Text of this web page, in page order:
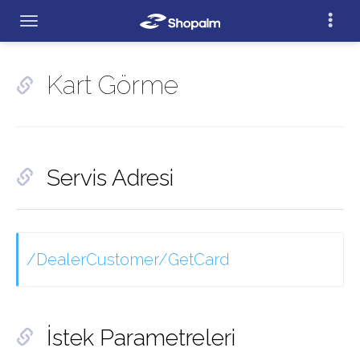
Kart Görme
Servis Adresi
/DealerCustomer/GetCard
İstek Parametreleri